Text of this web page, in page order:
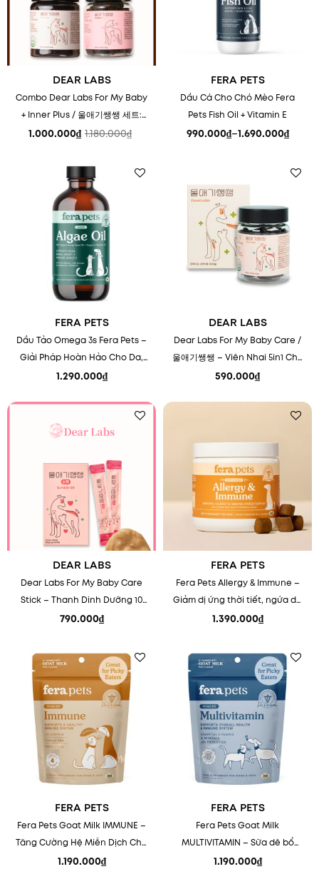
DEAR LABS
Combo Dear Labs For My Baby
+ Inner Plus / 울애기쌩쌩 세트:
Chăm sóc sức khỏe chó & mèo
1.180.000₫
Giá
1.180.000₫.
1.000.000₫
Giá
là:
1.000.000₫.
FERA PETS
Dầu Cá Cho Chó Mèo Fera
Pets Fish Oil + Vitamin E
990.000₫–1.690.000₫
Khoảng
1.690.000₫
wishlist
FERA PETS
Dầu Tảo Omega 3s Fera Pets –
Giải Pháp Hoàn Hảo Cho Da,
Lông & Khớp Thú Cưng
1.290.000₫
wishlist
DEAR LABS
Dear Labs For My Baby Care /
울애기쌩쌩 – Viên Nhai 5in1 Cho
Chó Khỏe Toàn Diện
590.000₫
Add to
DEAR LABS
Dear Labs For My Baby Care
Stick – Thanh Dinh Dưỡng 10
Thành Phần Cho Chó Mèo (Dễ
790.000₫
Add to
FERA PETS
Fera Pets Allergy & Immune –
Giảm dị ứng thời tiết, ngứa da
và tăng cường hệ miễn dịch
1.390.000₫
Add to
wishlist
FERA PETS
Fera Pets Goat Milk IMMUNE –
Tăng Cường Hệ Miễn Dịch Cho
Thú Cưng
1.190.000₫
Add to
wishlist
FERA PETS
Fera Pets Goat Milk
MULTIVITAMIN – Sữa dê bổ
sung vitamin, hỗ trợ tiêu hóa
1.190.000₫